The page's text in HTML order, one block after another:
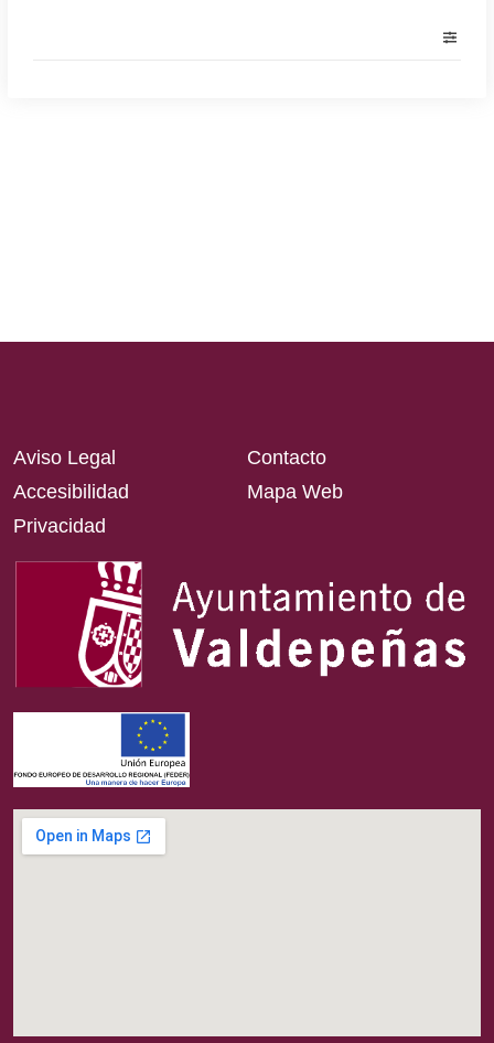
Aviso Legal
Accesibilidad
Privacidad
Contacto
Mapa Web